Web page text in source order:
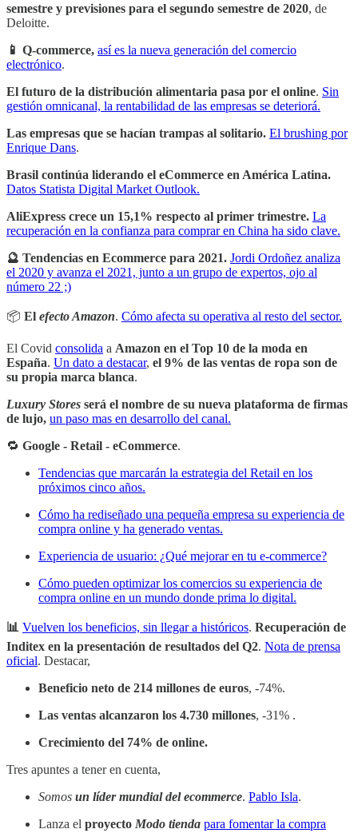
semestre y previsiones para el segundo semestre de 2020, de
Deloitte.
📱 Q-commerce, así es la nueva generación del comercio
electrónico.
El futuro de la distribución alimentaria pasa por el online. Sin
gestión omnicanal, la rentabilidad de las empresas se deteriorá.
Las empresas que se hacían trampas al solitario. El brushing por
Enrique Dans.
Brasil continúa liderando el eCommerce en América Latina.
Datos Statista Digital Market Outlook.
AliExpress crece un 15,1% respecto al primer trimestre. La
recuperación en la confianza para comprar en China ha sido clave.
🔮 Tendencias en Ecommerce para 2021. Jordi Ordoñez analiza
el 2020 y avanza el 2021, junto a un grupo de expertos, ojo al
número 22 ;)
📦 El efecto Amazon. Cómo afecta su operativa al resto del sector.
El Covid consolida a Amazon en el Top 10 de la moda en
España. Un dato a destacar, el 9% de las ventas de ropa son de
su propia marca blanca.
Luxury Stores será el nombre de su nueva plataforma de firmas
de lujo, un paso mas en desarrollo del canal.
🔁 Google - Retail - eCommerce.
Tendencias que marcarán la estrategia del Retail en los
próximos cinco años.
Cómo ha rediseñado una pequeña empresa su experiencia de
compra online y ha generado ventas.
Experiencia de usuario: ¿Qué mejorar en tu e-commerce?
Cómo pueden optimizar los comercios su experiencia de
compra online en un mundo donde prima lo digital.
📊 Vuelven los beneficios, sin llegar a históricos. Recuperación de
Inditex en la presentación de resultados del Q2. Nota de prensa
oficial. Destacar,
Beneficio neto de 214 millones de euros, -74%.
Las ventas alcanzaron los 4.730 millones, -31% .
Crecimiento del 74% de online.
Tres apuntes a tener en cuenta,
Somos un líder mundial del ecommerce. Pablo Isla.
Lanza el proyecto Modo tienda para fomentar la compra